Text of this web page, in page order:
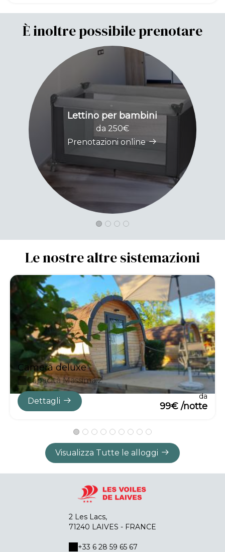
È inoltre possibile prenotare
Lettino per bambini
da 250€
Prenotazioni online
Le nostre altre sistemazioni
Camera deluxe
Capacità Massima:2
Dettagli
da
99€ /notte
Visualizza Tutte le alloggi
2 Les Lacs,
71240 LAIVES - FRANCE
+33 6 28 59 65 67